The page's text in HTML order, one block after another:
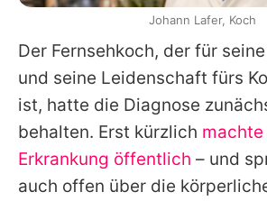
Der Fernsehkoch, der für
und seine Leidenschaft fürs
ist, hatte die Diagnose
behalten. Erst kürzlich machte
Erkrankung öffentlich – und
auch offen über die
Johann Lafer, Koch